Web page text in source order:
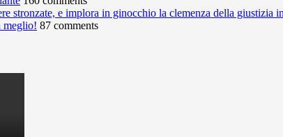
stronzate, e implora in ginocchio la clemenza della giustizia
meglio! 87 comments